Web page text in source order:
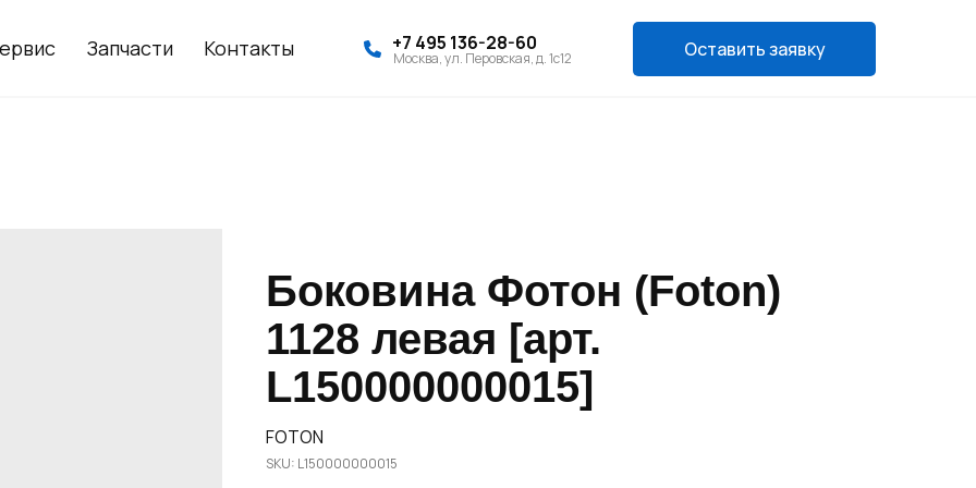
Запчасти Контакты Оставить заявку
+7 495 136-28-60
Москва, ул. Перовская, д. 1с12
Боковина Фотон (Foton)
1128 левая [арт.
L150000000015]
FOTON
SKU: L150000000015